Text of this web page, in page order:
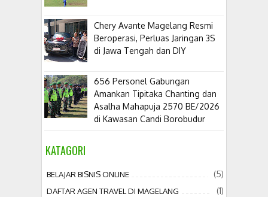
​Chery Avante Magelang Resmi
Beroperasi, Perluas Jaringan 3S
di Jawa Tengah dan DIY
656 Personel Gabungan
Amankan Tipitaka Chanting dan
Asalha Mahapuja 2570 BE/2026
di Kawasan Candi Borobudur
KATAGORI
BELAJAR BISNIS ONLINE (5)
DAFTAR AGEN TRAVEL DI MAGELANG (1)